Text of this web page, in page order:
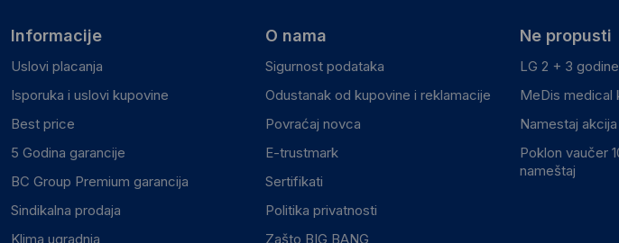
Informacije
Uslovi placanja
Isporuka i uslovi kupovine
Best price
5 Godina garancije
BC Group Premium garancija
Sindikalna prodaja
Klima ugradnja
O nama
Sigurnost podataka
Odustanak od kupovine i reklamacije
Povraćaj novca
E-trustmark
Sertifikati
Politika privatnosti
Zašto BIG BANG
Ne propusti
LG 2 + 3
MeDis medical
Namestaj akcija
Poklon vaučer
nameštaj